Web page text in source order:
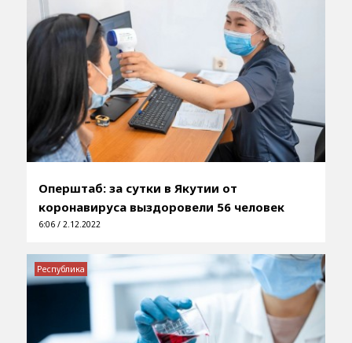
Оперштаб: за сутки в Якутии от
коронавируса выздоровели 56 человек
6:06 / 2.12.2022
Республика